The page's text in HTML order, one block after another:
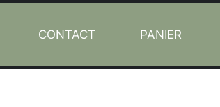
CONTACT PANIER